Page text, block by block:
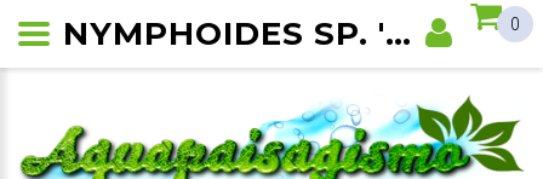
0
NYMPHOIDES SP. 'TAIWAN' CRISTATA